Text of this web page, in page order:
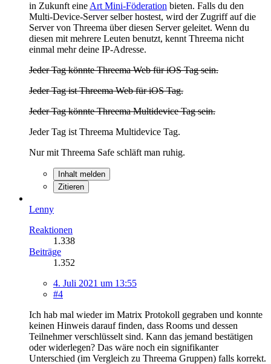
in Zukunft eine Art Mini-Föderation bieten. Falls du den
Multi-Device-Server selber hostest, wird der Zugriff auf die
Server von Threema über diesen Server geleitet. Wenn du
diesen mit mehrere Leuten benutzt, kennt Threema nicht
einmal mehr deine IP-Adresse.
Jeder Tag könnte Threema Web für iOS Tag sein.
Jeder Tag ist Threema Web für iOS Tag.
Jeder Tag könnte Threema Multidevice Tag sein.
Jeder Tag ist Threema Multidevice Tag.
Nur mit Threema Safe schläft man ruhig.
Inhalt melden
Zitieren
Lenny
Reaktionen
1.338
Beiträge
1.352
4. Juli 2021 um 13:55
#4
Ich hab mal wieder im Matrix Protokoll gegraben und konnte
keinen Hinweis darauf finden, dass Rooms und dessen
Teilnehmer verschlüsselt sind. Kann das jemand bestätigen
oder widerlegen? Das wäre noch ein signifikanter
Unterschied (im Vergleich zu Threema Gruppen) falls korrekt.